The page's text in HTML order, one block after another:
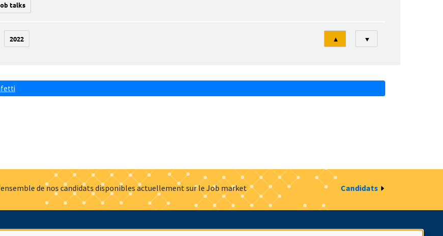
talks
2022
Tri
▲ ▼
de nos candidats disponibles actuellement sur le Job market Candidats
Offres d'emploi Presse Mentions légales Gestion des cookies Intranet